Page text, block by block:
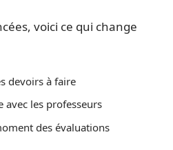
voici ce qui change
devoirs à faire
avec les professeurs
des évaluations